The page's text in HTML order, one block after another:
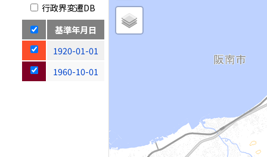
行政界変遷DB
基準年月日
1920-01-01
1960-10-01